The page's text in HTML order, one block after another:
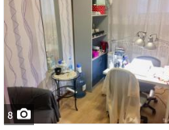
8